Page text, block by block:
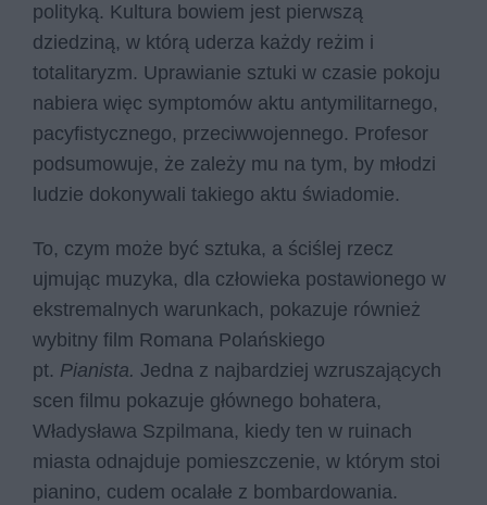
polityką. Kultura bowiem jest pierwszą
dziedziną, w którą uderza każdy reżim i
totalitaryzm. Uprawianie sztuki w czasie pokoju
nabiera więc symptomów aktu antymilitarnego,
pacyfistycznego, przeciwwojennego. Profesor
podsumowuje, że zależy mu na tym, by młodzi
ludzie dokonywali takiego aktu świadomie.
To, czym może być sztuka, a ściślej rzecz
ujmując muzyka, dla człowieka postawionego w
ekstremalnych warunkach, pokazuje również
wybitny film Romana Polańskiego
pt. Pianista. Jedna z najbardziej wzruszających
scen filmu pokazuje głównego bohatera,
Władysława Szpilmana, kiedy ten w ruinach
miasta odnajduje pomieszczenie, w którym stoi
pianino, cudem ocalałe z bombardowania.